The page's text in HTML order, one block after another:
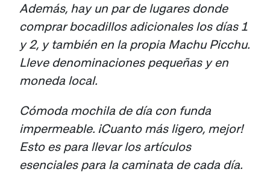
Además, hay un par de lugares donde
comprar bocadillos adicionales los días 1
y 2, y también en la propia Machu Picchu.
Lleve denominaciones pequeñas y en
moneda local.
Cómoda mochila de día con funda
impermeable. ¡Cuanto más ligero, mejor!
Esto es para llevar los artículos
esenciales para la caminata de cada día.